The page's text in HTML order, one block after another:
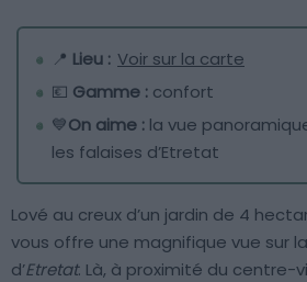
📍 Lieu : Voir sur la carte
💶 Gamme : confort
💙On aime : la vue
les falaises d’Etretat
Lové au creux d’un jardin de 4
vous offre une magnifique vue sur
d’Etretat. Là, à proximité du centre-